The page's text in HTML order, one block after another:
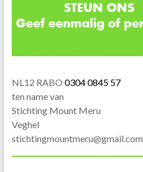
NL12 RABO 0304 0845 57
ten name van
Stichting Mount Meru
Veghel
stichtingmountmeru@gmail.com